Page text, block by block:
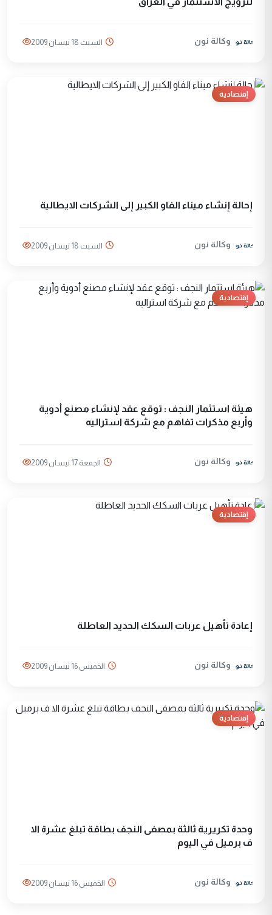
وكالة نون السبت 18 نيسان 2009
إقتصادية
إحالة إنشاء ميناء الفاو الكبير إلى الشركات الايطالية
وكالة نون السبت 18 نيسان 2009
إقتصادية
هيئة استثمار النجف : توقع عقد لإنشاء مصنع أدوية
وأربع مذكرات تفاهم مع شركة استراليه
وكالة نون الجمعة 17 نيسان 2009
إقتصادية
إعادة تأهيل عربات السكك الحديد العاطلة
وكالة نون الخميس 16 نيسان 2009
إقتصادية
وحدة تكريرية ثالثة بمصفى النجف بطاقة تبلغ عشرة الا
ف برميل في اليوم
وكالة نون الخميس 16 نيسان 2009